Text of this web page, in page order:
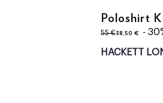
Poloshirt
55 €38,50 €
aktueller
-
HACKETT